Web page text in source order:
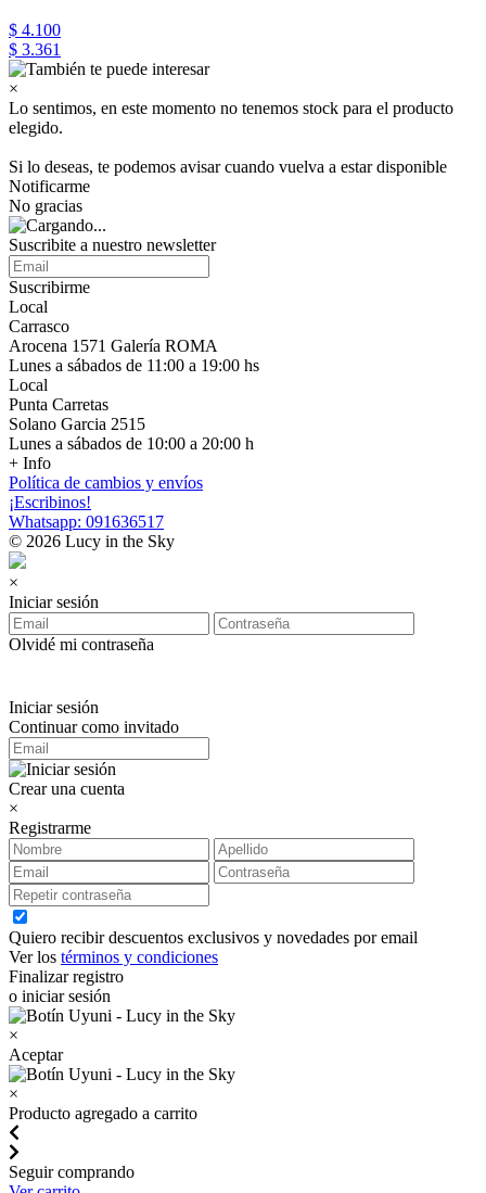
$ 4.100
$ 3.361
×
Lo sentimos, en este momento no tenemos stock para el producto
elegido.
Si lo deseas, te podemos avisar cuando vuelva a estar disponible
Notificarme
No gracias
Suscribite a nuestro newsletter
Suscribirme
Local
Carrasco
Arocena 1571 Galería ROMA
Lunes a sábados de 11:00 a 19:00 hs
Local
Punta Carretas
Solano Garcia 2515
Lunes a sábados de 10:00 a 20:00 h
+ Info
Política de cambios y envíos
¡Escribinos!
Whatsapp: 091636517
© 2026 Lucy in the Sky
×
Iniciar sesión
Olvidé mi contraseña
Iniciar sesión
Continuar como invitado
Crear una cuenta
×
Registrarme
Quiero recibir descuentos exclusivos y novedades por email
Ver los términos y condiciones
Finalizar registro
o iniciar sesión
×
Aceptar
×
Producto agregado a carrito
Seguir comprando